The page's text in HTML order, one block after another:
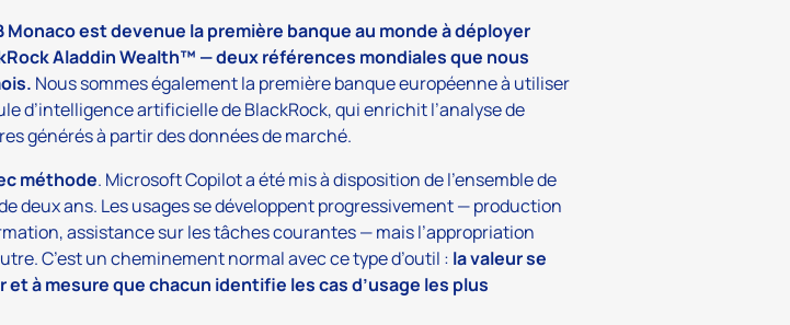
Monaco est devenue la première banque au monde à déployer
Aladdin Wealth™ — deux références mondiales que nous
Nous sommes également la première banque européenne à utiliser
d’intelligence artificielle de BlackRock, qui enrichit l’analyse de
générés à partir des données de marché.
méthode. Microsoft Copilot a été mis à disposition de l’ensemble de
deux ans. Les usages se développent progressivement — production
assistance sur les tâches courantes — mais l’appropriation
C’est un cheminement normal avec ce type d’outil : la valeur se
à mesure que chacun identifie les cas d’usage les plus